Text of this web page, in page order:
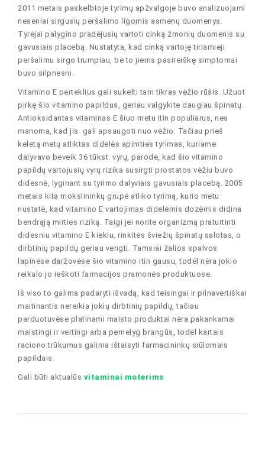
2011 metais paskelbtoje tyrimų apžvalgoje buvo analizuojami
neseniai sirgusių peršalimo ligomis asmenų duomenys.
Tyrėjai palygino pradėjusių vartoti cinką žmonių duomenis su
gavusiais placebą. Nustatyta, kad cinką vartoję tiriamieji
peršalimu sirgo trumpiau, be to jiems pasireiškę simptomai
buvo silpnesni.
Vitamino E perteklius gali sukelti tam tikras vėžio rūšis. Užuot
pirkę šio vitamino papildus, geriau valgykite daugiau špinatų.
Antioksidantas vitaminas E šiuo metu itin populiarus, nes
manoma, kad jis gali apsaugoti nuo vėžio. Tačiau prieš
keletą metų atliktas didelės apimties tyrimas, kuriame
dalyvavo beveik 36 tūkst. vyrų, parodė, kad šio vitamino
papildų vartojusių vyrų rizika susirgti prostatos vėžiu buvo
didesnė, lyginant su tyrimo dalyviais gavusiais placebą. 2005
metais kita mokslininkų grupė atliko tyrimą, kurio metu
nustatė, kad vitamino E vartojimas didelėmis dozėmis didina
bendrąją mirties riziką. Taigi jei norite organizmą praturtinti
didesniu vitamino E kiekiu, rinkitės šviežių špinatų salotas, o
dirbtinių papildų geriau vengti. Tamsiai žalios spalvos
lapinėse daržovėse šio vitamino itin gausu, todėl nėra jokio
reikalo jo ieškoti farmacijos pramonės produktuose.
Iš viso to galima padaryti išvadą, kad teisingai ir pilnavertiškai
maitinantis nereikia jokių dirbtinių papildų, tačiau
parduotuvėse platinami maisto produktai nėra pakankamai
maistingi ir vertingi arba pernelyg brangūs, todėl kartais
raciono trūkumus galima ištaisyti farmacininkų siūlomais
papildais.
Gali būti aktualūs vitaminai moterims